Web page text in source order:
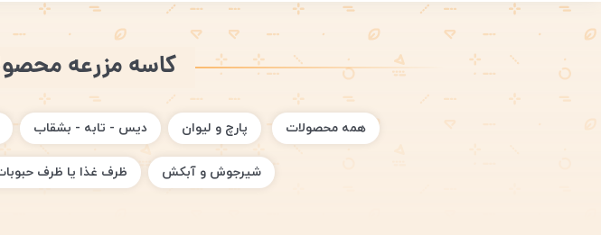
کاسه مزرعه
همه محصولات پارچ و لیوان دیس - تابه - بشقاب
شیرجوش و آبکش ظرف غذا یا ظرف